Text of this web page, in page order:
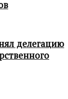
делегацию